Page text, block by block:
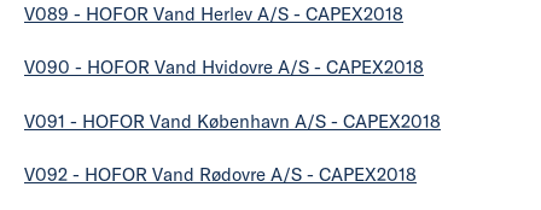
V089 - HOFOR Vand Herlev A/S - CAPEX2018
V090 - HOFOR Vand Hvidovre A/S - CAPEX2018
V091 - HOFOR Vand København A/S - CAPEX2018
V092 - HOFOR Vand Rødovre A/S - CAPEX2018